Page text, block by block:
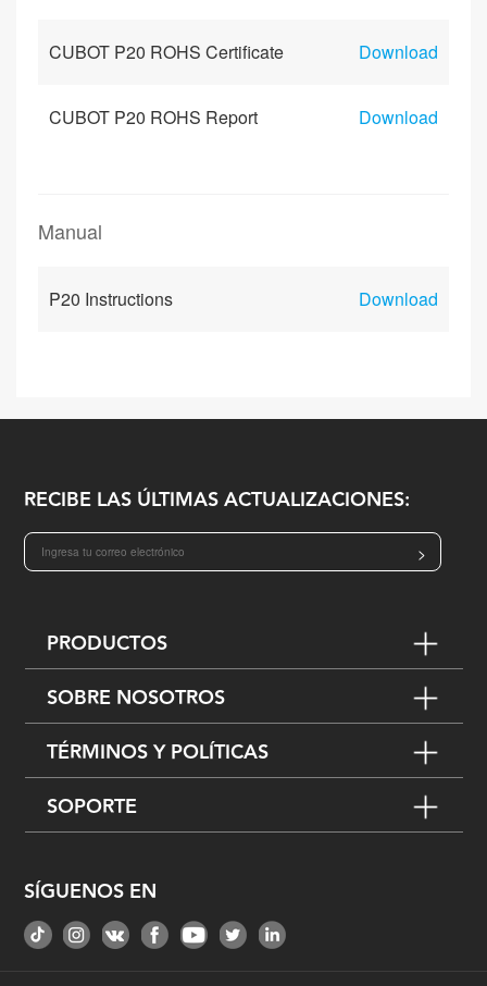
CUBOT P20 ROHS Certificate Download
CUBOT P20 ROHS Report Download
Manual
P20 Instructions Download
RECIBE LAS ÚLTIMAS ACTUALIZACIONES:
>
PRODUCTOS
SOBRE NOSOTROS
TÉRMINOS Y POLÍTICAS
SOPORTE
SÍGUENOS EN